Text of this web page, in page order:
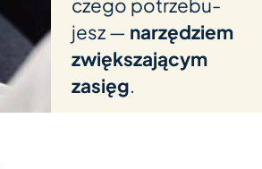
czego potrze­bu­
jesz — nar­zęd­ziem
zwięks­za­ją­cym
zasięg.